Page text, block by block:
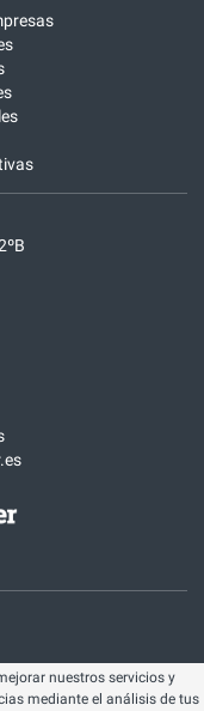
nuestros servicios y
mediante el análisis de tus